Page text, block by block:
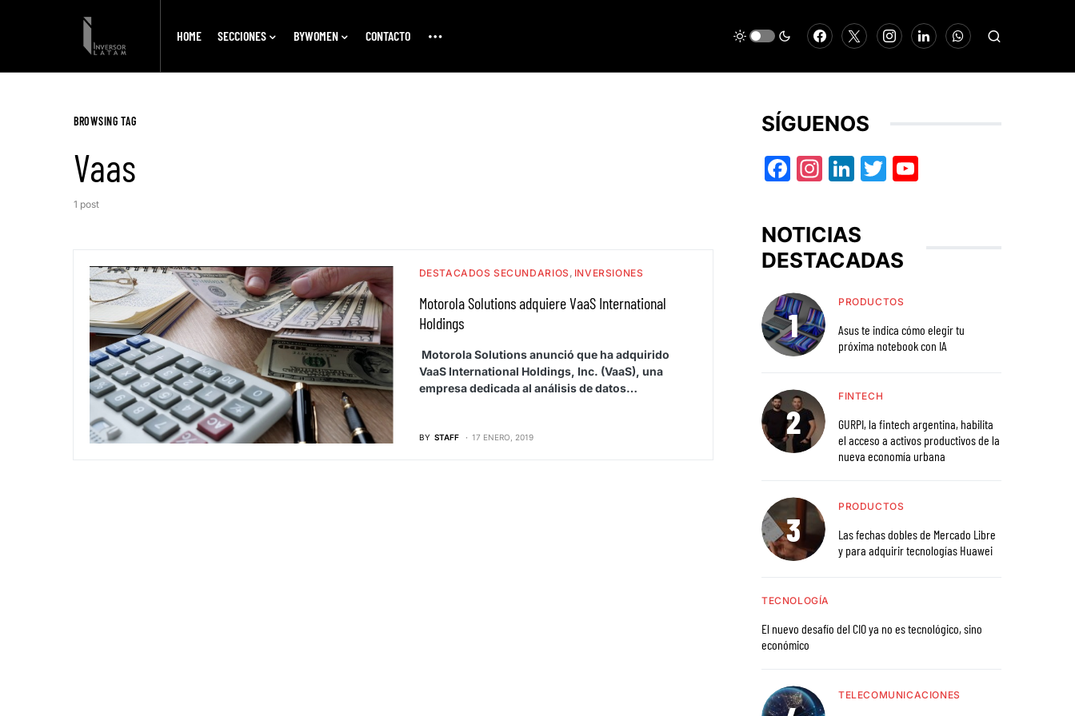
HOME SECCIONES BYWOMEN CONTACTO
BROWSING TAG
Vaas
1 post
DESTACADOS SECUNDARIOS INVERSIONES
Motorola Solutions adquiere VaaS International
Holdings
Motorola Solutions anunció que ha adquirido
VaaS International Holdings, Inc. (VaaS), una
empresa dedicada al análisis de datos…
BY STAFF 17 ENERO, 2019
SÍGUENOS
Facebook
Instagram
LinkedIn
Twitter
NOTICIAS
DESTACADAS
PRODUCTOS
Asus te indica cómo elegir tu
próxima notebook con IA
FINTECH
GURPI, la fintech argentina, habilita
el acceso a activos productivos de la
nueva economía urbana
PRODUCTOS
Las fechas dobles de Mercado Libre
y para adquirir tecnologías Huawei
TECNOLOGÍA
El nuevo desafío del CIO ya no es tecnológico, sino
económico
TELECOMUNICACIONES